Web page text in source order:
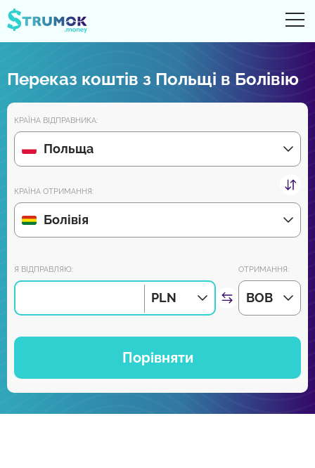
Рахунки Online
Огляди партнерів
Зовсім скоро завантажуйте додаток на Android та iPhone:
Приєднуйся до нас:
Переказ коштів з Польщі в Болівію
КРАЇНА ВІДПРАВНИКА:
Польща
КРАЇНА ОТРИМАННЯ:
Болівія
Я ВІДПРАВЛЯЮ:
PLN
ОТРИМАННЯ:
BOB
Порівняти